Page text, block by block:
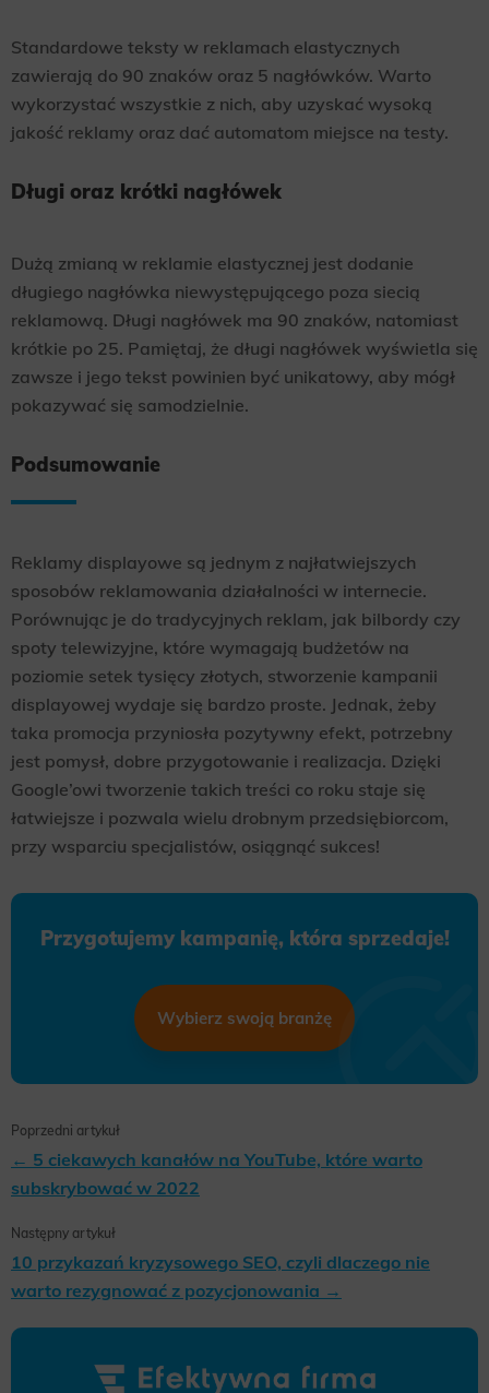
Standardowe teksty w reklamach elastycznych
zawierają do 90 znaków oraz 5 nagłówków. Warto
wykorzystać wszystkie z nich, aby uzyskać wysoką
jakość reklamy oraz dać automatom miejsce na testy.
Długi oraz krótki nagłówek
Dużą zmianą w reklamie elastycznej jest dodanie
długiego nagłówka niewystępującego poza siecią
reklamową. Długi nagłówek ma 90 znaków, natomiast
krótkie po 25. Pamiętaj, że długi nagłówek wyświetla się
zawsze i jego tekst powinien być unikatowy, aby mógł
pokazywać się samodzielnie.
Podsumowanie
Reklamy displayowe są jednym z najłatwiejszych
sposobów reklamowania działalności w internecie.
Porównując je do tradycyjnych reklam, jak bilbordy czy
spoty telewizyjne, które wymagają budżetów na
poziomie setek tysięcy złotych, stworzenie kampanii
displayowej wydaje się bardzo proste. Jednak, żeby
taka promocja przyniosła pozytywny efekt, potrzebny
jest pomysł, dobre przygotowanie i realizacja. Dzięki
Google’owi tworzenie takich treści co roku staje się
łatwiejsze i pozwala wielu drobnym przedsiębiorcom,
przy wsparciu specjalistów, osiągnąć sukces!
Przygotujemy kampanię, która sprzedaje!
Wybierz swoją branżę
Poprzedni artykuł
← 5 ciekawych kanałów na YouTube, które warto
subskrybować w 2022
Następny artykuł
10 przykazań kryzysowego SEO, czyli dlaczego nie
warto rezygnować z pozycjonowania →